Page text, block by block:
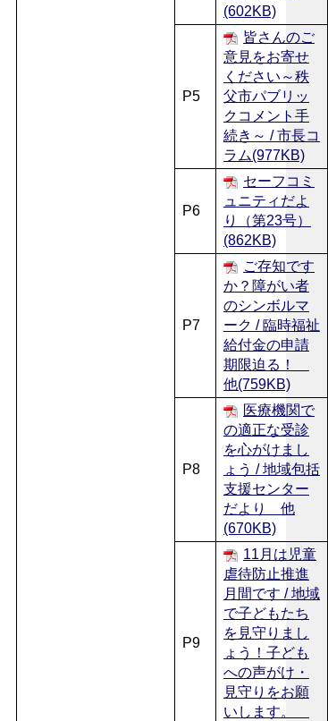
(602KB)
P5
皆さんのご
意見をお寄せ
ください～秩
父市パブリッ
クコメント手
続き～ / 市長コ
ラム(977KB)
P6
セーフコミ
ュニティだよ
り（第23号）
(862KB)
P7
ご存知です
か？障がい者
のシンボルマ
ーク / 臨時福祉
給付金の申請
期限迫る！
他(759KB)
P8
医療機関で
の適正な受診
を心がけまし
ょう / 地域包括
支援センター
だより 他
(670KB)
P9
11月は児童
虐待防止推進
月間です / 地域
で子どもたち
を見守りまし
ょう！子ども
への声がけ・
見守りをお願
いします。